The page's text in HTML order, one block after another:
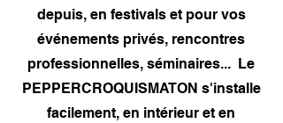
depuis, en festivals et pour vos
événements privés, rencontres
professionnelles, séminaires... Le
PEPPERCROQUISMATON s'installe
facilement, en intérieur et en